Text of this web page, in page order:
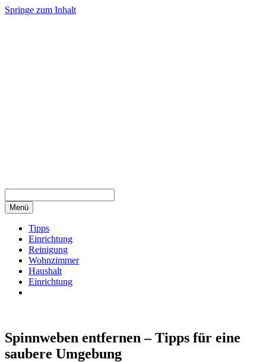
Springe zum Inhalt
Menü
Tipps
Einrichtung
Reinigung
Wohnzimmer
Haushalt
Einrichtung
Spinnweben entfernen – Tipps für eine
saubere Umgebung